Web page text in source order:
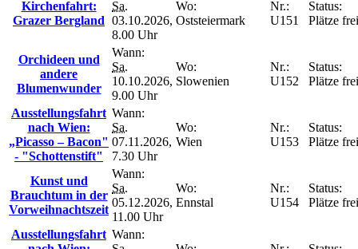
Kirchenfahrt:
Grazer Bergland
Sa.
03.10.2026,
8.00 Uhr
Wo:
Oststeiermark
Nr.:
U151
Status:
Plätze frei
Orchideen und
andere
Blumenwunder
Wann:
Sa.
10.10.2026,
9.00 Uhr
Wo:
Slowenien
Nr.:
U152
Status:
Plätze frei
Ausstellungsfahrt
nach Wien:
„Picasso – Bacon"
- "Schottenstift"
Wann:
Sa.
07.11.2026,
7.30 Uhr
Wo:
Wien
Nr.:
U153
Status:
Plätze frei
Kunst und
Brauchtum in der
Vorweihnachtszeit
Wann:
Sa.
05.12.2026,
11.00 Uhr
Wo:
Ennstal
Nr.:
U154
Status:
Plätze frei
Ausstellungsfahrt Wann: